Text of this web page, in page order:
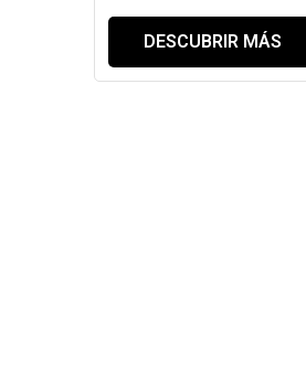
DESCUBRIR MÁS